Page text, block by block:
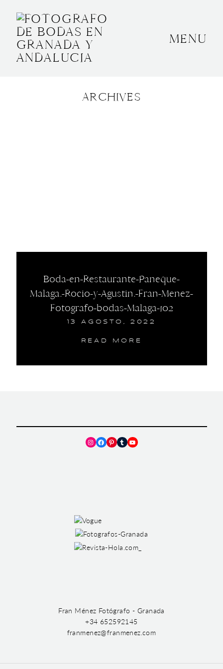
MENU
ARCHIVES
Boda-en-Restaurante-Paneque-
Malaga.-Rocio-y-Agustin.-Fran-Menez-
Fotografo-bodas-Malaga-102
13 AGOSTO, 2022
READ MORE
BODAS
Instagram
Facebook
Pinterest
TumblrYouTube
Fran Ménez Fotógrafo - Granada
+34 652592145
franmenez@franmenez.com